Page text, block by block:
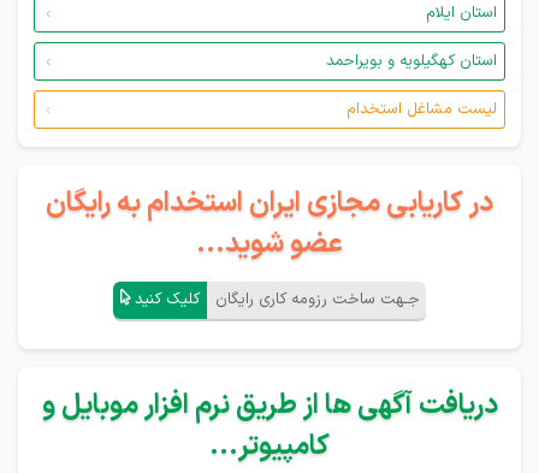
استان ایلام
استان کهگیلویه و بویراحمد
لیست مشاغل استخدام
در کاریابی مجازی ایران استخدام به رایگان
عضو شوید...
جـهت ساخت رزومه کاری رایگان کلیک کنید
دریافت آگهی ها از طریق نرم افزار موبایل و
کامپیوتر...